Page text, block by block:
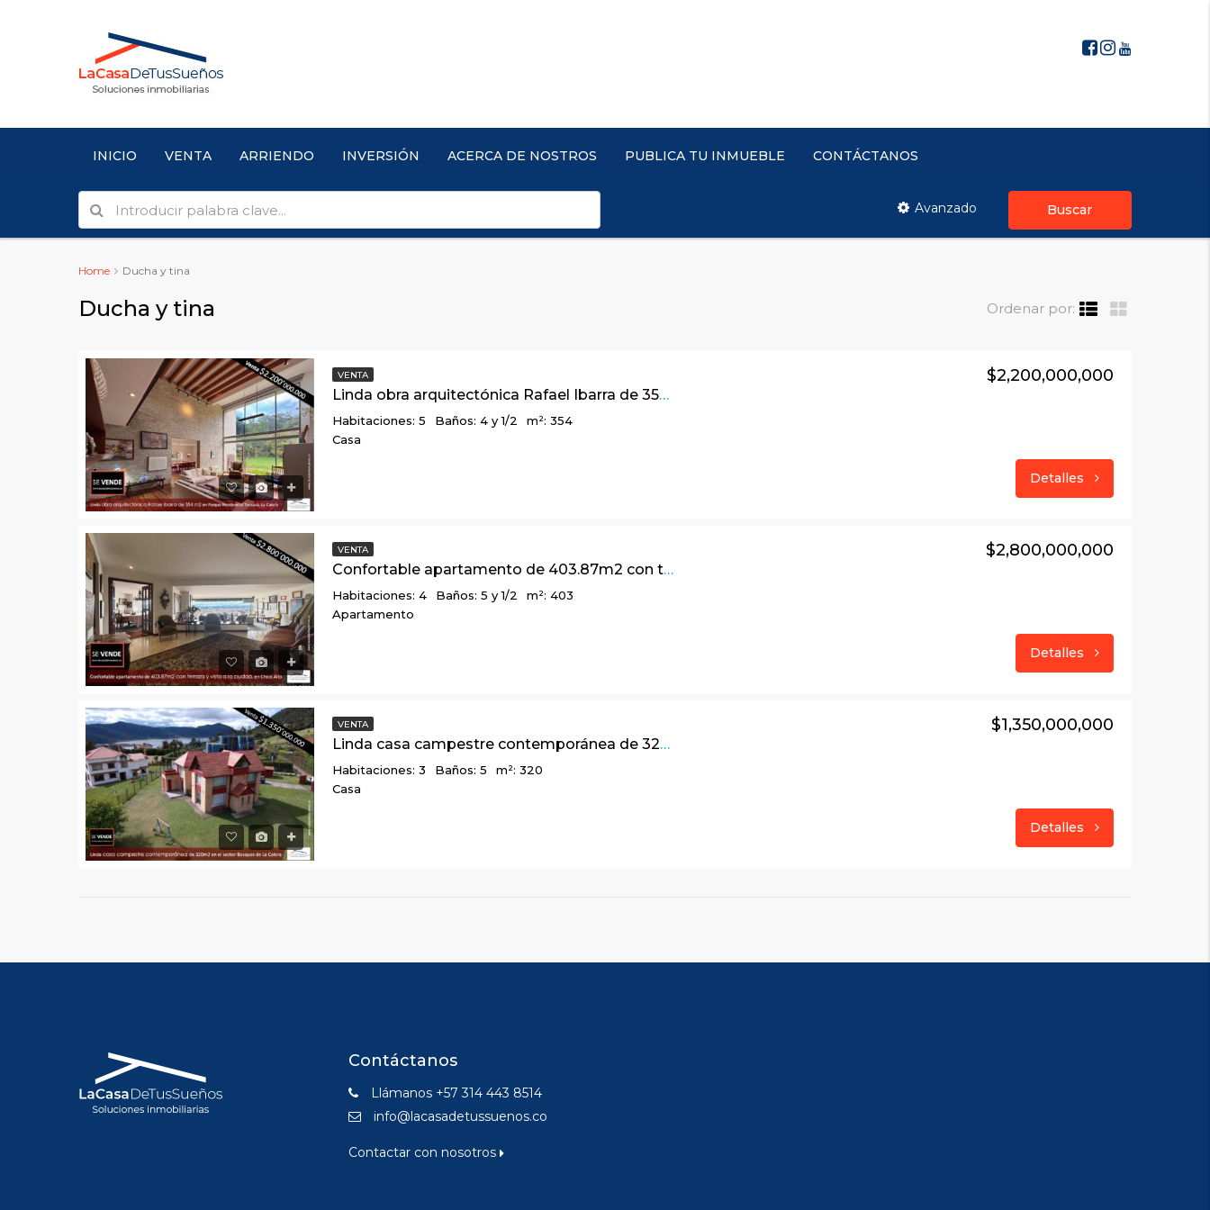
INICIO VENTA ARRIENDO INVERSIÓN ACERCA DE NOSTROS PUBLICA TU INMUEBLE CONTÁCTANOS
Avanzado Buscar
Home Ducha y tina
Ducha y tina Ordenar por:
VENTA
Linda obra arquitectónica Rafael Ibarra de 354 m2 en Parque Residencial Teusacá, La Calera
Habitaciones: 5 Baños: 4 y 1/2
m²: 354
Casa
$2,200,000,000
Detalles
VENTA
Confortable apartamento de 403.87m2 con terraza y vista a la ciudad, en Chicó Alto
Habitaciones: 4 Baños: 5 y 1/2
m²: 403
Apartamento
$2,800,000,000
Detalles
VENTA
Linda casa campestre contemporánea de 320m2 en el sector Bosques de La Calera
Habitaciones: 3 Baños: 5
m²: 320
Casa
$1,350,000,000
Detalles
Contáctanos
Llámanos +57 314 443 8514
info@lacasadetussuenos.co
Contactar con nosotros